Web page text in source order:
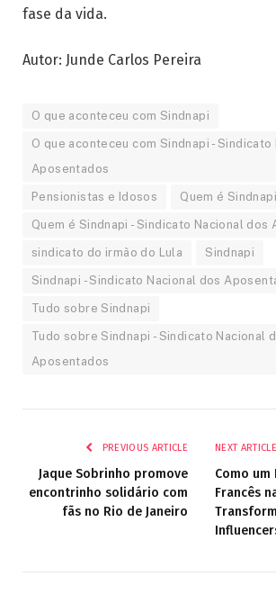
fase da vida.
Autor: Junde Carlos Pereira
O que aconteceu com Sindnapi
O que aconteceu com Sindnapi - Sindicato
Aposentados
Pensionistas e Idosos Quem é Sindnapi
Quem é Sindnapi - Sindicato Nacional dos
sindicato do irmão do Lula Sindnapi
Sindnapi - Sindicato Nacional dos
Tudo sobre Sindnapi
Tudo sobre Sindnapi - Sindicato Nacional
Aposentados
PREVIOUS ARTICLE
Jaque Sobrinho promove
encontrinho solidário com
fãs no Rio de Janeiro
NEXT ARTICLE
Como um
Francês